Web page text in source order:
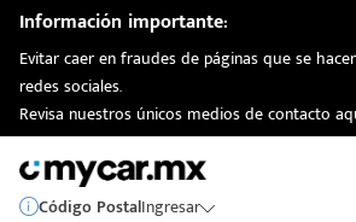
Información importante:
Evitar caer en fraudes de páginas que se
redes sociales.
Revisa nuestros únicos medios de contacto
Código PostalIngresar